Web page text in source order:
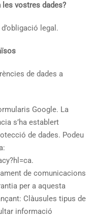
vostres dades?
legal.
de dades a
Google. La
s’ha establert
de dades. Podeu
de comunicacions
per a aquesta
Clàusules tipus de
informació